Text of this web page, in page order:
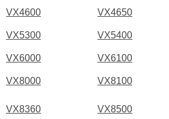
VX4600 VX4650
VX5300 VX5400
VX6000 VX6100
VX8000 VX8100
VX8360 VX8500